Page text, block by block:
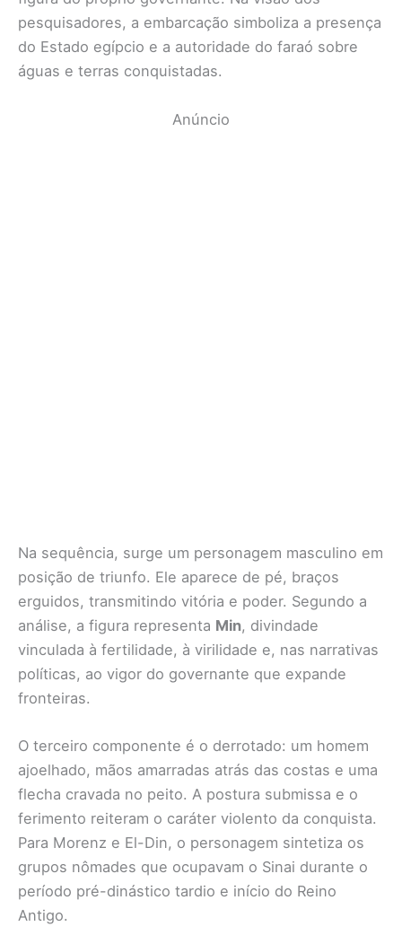
pesquisadores, a embarcação simboliza a presença
do Estado egípcio e a autoridade do faraó sobre
águas e terras conquistadas.
Anúncio
Na sequência, surge um personagem masculino em
posição de triunfo. Ele aparece de pé, braços
erguidos, transmitindo vitória e poder. Segundo a
análise, a figura representa Min, divindade
vinculada à fertilidade, à virilidade e, nas narrativas
políticas, ao vigor do governante que expande
fronteiras.
O terceiro componente é o derrotado: um homem
ajoelhado, mãos amarradas atrás das costas e uma
flecha cravada no peito. A postura submissa e o
ferimento reiteram o caráter violento da conquista.
Para Morenz e El-Din, o personagem sintetiza os
grupos nômades que ocupavam o Sinai durante o
período pré-dinástico tardio e início do Reino
Antigo.